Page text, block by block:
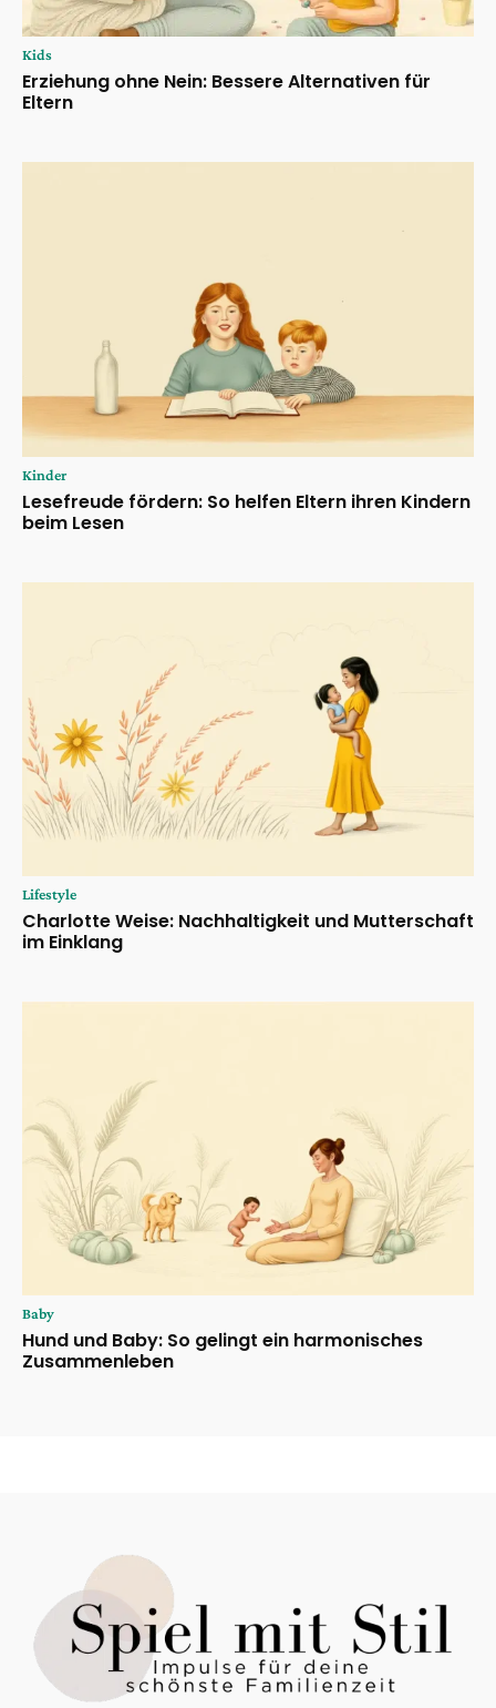
Kids
Erziehung ohne Nein: Bessere Alternativen für
Eltern
Kinder
Lesefreude fördern: So helfen Eltern ihren Kindern
beim Lesen
Lifestyle
Charlotte Weise: Nachhaltigkeit und Mutterschaft
im Einklang
Baby
Hund und Baby: So gelingt ein harmonisches
Zusammenleben